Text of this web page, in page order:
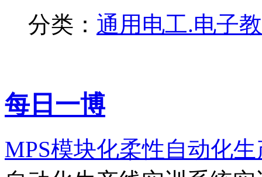
分类： 通用电工.电子
每日一博
MPS模块化柔性自动化